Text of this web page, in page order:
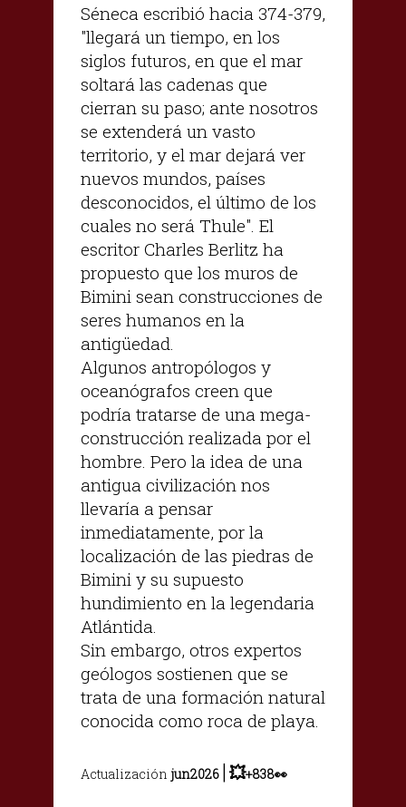
Séneca escribió hacia 374-379,
"llegará un tiempo, en los
siglos futuros, en que el mar
soltará las cadenas que
cierran su paso; ante nosotros
se extenderá un vasto
territorio, y el mar dejará ver
nuevos mundos, países
desconocidos, el último de los
cuales no será Thule". El
escritor Charles Berlitz ha
propuesto que los muros de
Bimini sean construcciones de
seres humanos en la
antigüedad.
Algunos antropólogos y
oceanógrafos creen que
podría tratarse de una mega-
construcción realizada por el
hombre. Pero la idea de una
antigua civilización nos
llevaría a pensar
inmediatamente, por la
localización de las piedras de
Bimini y su supuesto
hundimiento en la legendaria
Atlántida.
Sin embargo, otros expertos
geólogos sostienen que se
trata de una formación natural
conocida como roca de playa.
Actualización jun2026 |💥+838👀